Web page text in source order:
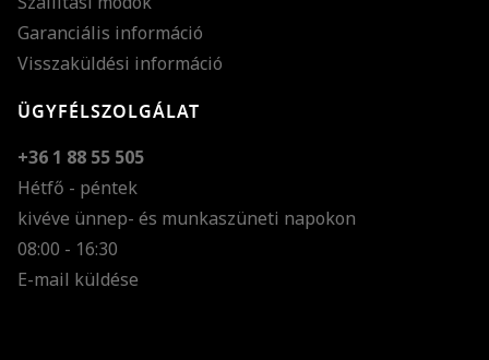
Garanciális információ
Visszaküldési információ
ÜGYFÉLSZOLGÁLAT
+36 1 88 55 505
Hétfő - péntek
kivéve ünnep- és munkaszüneti napokon
08:00 - 16:30
E-mail küldése